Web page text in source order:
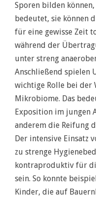
Sporen bilden
bedeutet, sie können
für eine gewisse Zeit
während der
unter streng
Anschließend spielen
wichtige Rolle bei der
Mikrobiome. Das
Exposition im jungen
anderem die Reifung
Der intensive Einsatz
zu strenge
kontraproduktiv für
sein. So konnte
Kinder, die auf